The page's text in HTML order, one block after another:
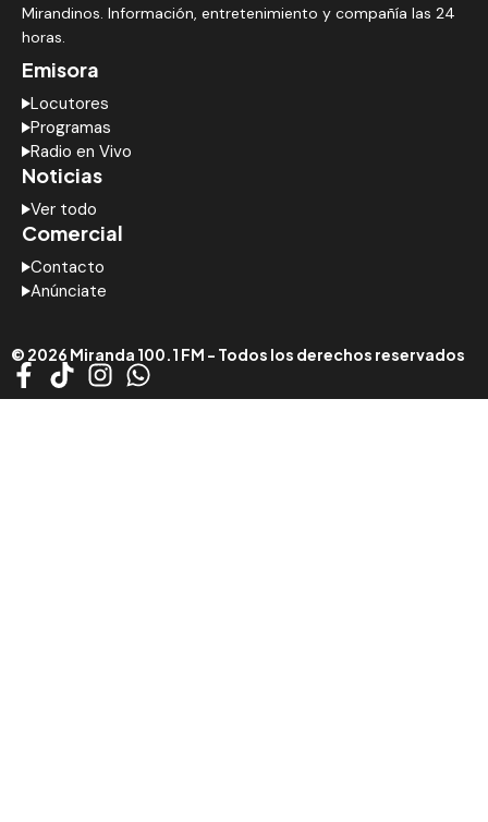
Mirandinos. Información, entretenimiento y compañía las 24
horas.
Emisora
Locutores
Programas
Radio en Vivo
Noticias
Ver todo
Comercial
Contacto
Anúnciate
© 2026 Miranda 100.1 FM - Todos los derechos reservados